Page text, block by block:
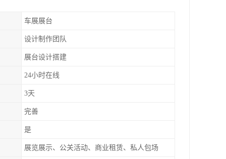
车展展台
设计制作团队
展台设计搭建
24小时在线
3天
完善
是
展览展示、公关活动、商业租赁、私人包场